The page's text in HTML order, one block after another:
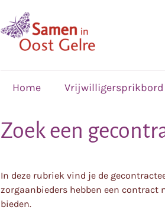
Home Vrijwilligersprikbord
Zoek een
In deze rubriek vind je de
zorgaanbieders hebben een contract
bieden.